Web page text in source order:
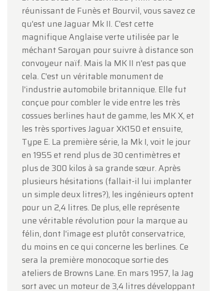
réunissant de Funès et Bourvil, vous savez ce
qu'est une Jaguar Mk II. C'est cette
magnifique Anglaise verte utilisée par le
méchant Saroyan pour suivre à distance son
convoyeur naïf. Mais la MK II n'est pas que
cela. C'est un véritable monument de
l'industrie automobile britannique. Elle fut
conçue pour combler le vide entre les très
cossues berlines haut de gamme, les MK X, et
les très sportives Jaguar XK150 et ensuite,
Type E. La première série, la Mk I, voit le jour
en 1955 et rend plus de 30 centimètres et
plus de 300 kilos à sa grande sœur. Après
plusieurs hésitations (fallait-il lui implanter
un simple deux litres?), les ingénieurs optent
pour un 2,4 litres. De plus, elle représente
une véritable révolution pour la marque au
félin, dont l'image est plutôt conservatrice,
du moins en ce qui concerne les berlines. Ce
sera la première monocoque sortie des
ateliers de Browns Lane. En mars 1957, la Jag
sort avec un moteur de 3,4 litres développant